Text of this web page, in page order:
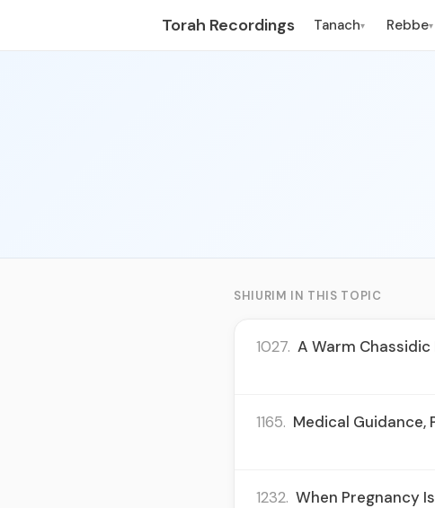
Torah Recordings Tanach▾ Rebbe▾
SHIURIM IN THIS TOPIC
1027. A Warm
1165. Medical Guidance,
1232. When Pregnancy